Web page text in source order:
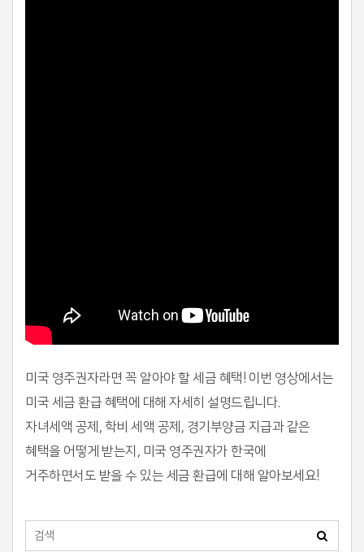
미국 영주권자라면 꼭 알아야 할 세금 혜택! 이번 영상에서는
미국 세금 환급 혜택에 대해 자세히 설명드립니다.
자녀세액 공제, 학비 세액 공제, 경기부양금 지급과 같은
혜택을 어떻게 받는지, 미국 영주권자가 한국에
거주하면서도 받을 수 있는 세금 환급에 대해 알아보세요!